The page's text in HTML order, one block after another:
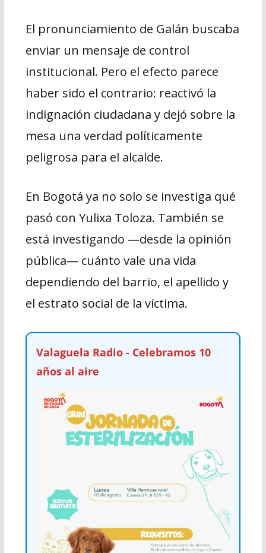
El pronunciamiento de Galán buscaba
enviar un mensaje de control
institucional. Pero el efecto parece
haber sido el contrario: reactivó la
indignación ciudadana y dejó sobre la
mesa una verdad políticamente
peligrosa para el alcalde.
En Bogotá ya no solo se investiga qué
pasó con Yulixa Toloza. También se
está investigando —desde la opinión
pública— cuánto vale una vida
dependiendo del barrio, el apellido y
el estrato social de la víctima.
Valaguela Radio - Celebramos 10
años al aire